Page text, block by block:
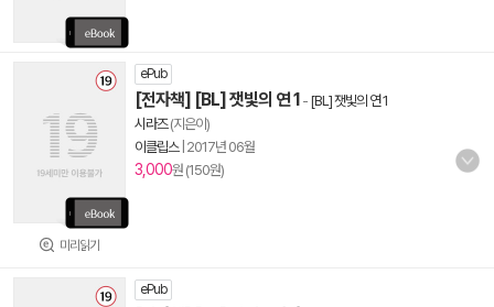
미리읽기
ePub
[전자책] [BL] 잿빛의 연 1 - [BL] 잿빛의 연 1
시라즈(지은이)
이클립스| 2017년 06월
3,000원 (150원)
ePub